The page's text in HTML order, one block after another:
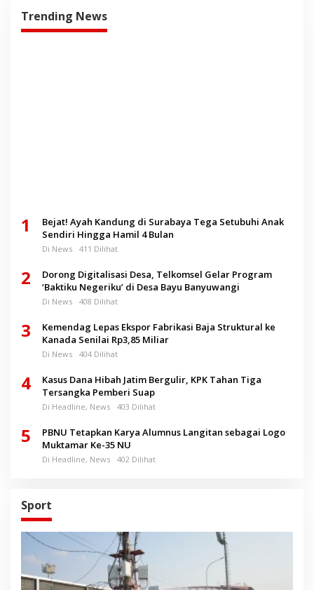
Trending News
1
Bejat! Ayah Kandung di Surabaya Tega Setubuhi Anak
Sendiri Hingga Hamil 4 Bulan
Di News 411 Dilihat
2
Dorong Digitalisasi Desa, Telkomsel Gelar Program
‘Baktiku Negeriku’ di Desa Bayu Banyuwangi
Di News 408 Dilihat
3
Kemendag Lepas Ekspor Fabrikasi Baja Struktural ke
Kanada Senilai Rp3,85 Miliar
Di News 404 Dilihat
4
Kasus Dana Hibah Jatim Bergulir, KPK Tahan Tiga
Tersangka Pemberi Suap
Di Headline, News 403 Dilihat
5
PBNU Tetapkan Karya Alumnus Langitan sebagai Logo
Muktamar Ke-35 NU
Di Headline, News 402 Dilihat
Sport